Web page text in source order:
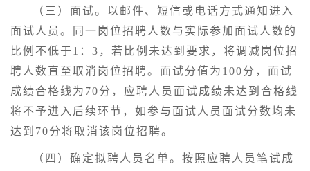
（三）面试。以邮件、短信或电话方式通知进入
面试人员。同一岗位招聘人数与实际参加面试人数的
比例不低于1：3，若比例未达到要求，将调减岗位招
聘人数直至取消岗位招聘。面试分值为100分，面试
成绩合格线为70分，应聘人员面试成绩未达到合格线
将不予进入后续环节，如参与面试人员面试分数均未
达到70分将取消该岗位招聘。
（四）确定拟聘人员名单。按照应聘人员笔试成